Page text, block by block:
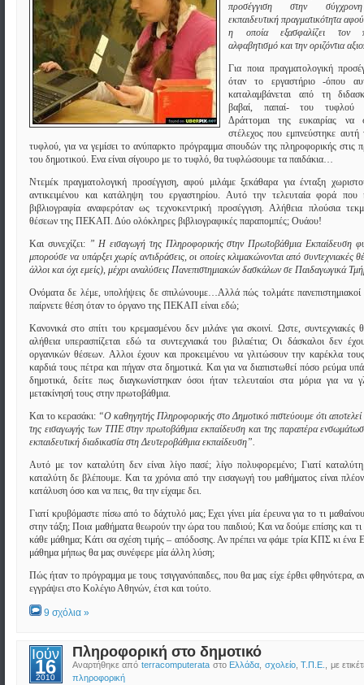
προσέγγιση στην
εκπαιδευτική πραγματικότητα
η οποία εξασφαλίζει τον
αλφαβητισμό και την οριζόντια
Για ποια πραγματολογική
όταν το εργαστήριο -όπου
καταλαμβάνεται από τη
βαβαί, παπαί- του τυφλού
Δράττομαι της ευκαιρίας να
στέλεχος που εμπνεύστηκε
τυφλού, για να γεμίσει το ανύπαρκτο πρόγραμμα σπουδών της πληροφορικής στις
του δημοτικού. Ενα είναι σίγουρο με το τυφλό, θα τυφλώσουμε τα παιδάκια…
Ντεμέκ πραγματολογική προσέγγιση, αφού μιλάμε ξεκάθαρα για ένταξη
αντικειμένου και κατάληψη του εργαστηρίου. Αυτό την τελευταία φορά που
βιβλιογραφία αναφερόταν ως τεχνοκεντρική προσέγγιση. Αλήθεια πλούσια
θέσεων της ΠΕΚΑΠ. Δύο ολόκληρες βιβλιογραφικές παραπομπές; Ουάου!
Και συνεχίζει: ” Η εισαγωγή της Πληροφορικής στην Πρωτοβάθμια Εκπαίδευση
μπορούσε να υπάρξει χωρίς αντιδράσεις, οι οποίες κλιμακώνονται από συντεχνιακές
άλλοι και όχι εμείς), μέχρι αναλύσεις Πανεπιστημιακών δασκάλων σε Παιδαγωγικά
Ονόματα δε λέμε, υπολήψεις δε σπιλώνουμε…Αλλά πώς τολμάτε
παίρνετε θέση όταν το όργανο της ΠΕΚΑΠ είναι εδώ;
Κανονικά στο σπίτι του κρεμασμένου δεν μιλάνε για σκοινί. Ωστε, συντεχνιακές
αλήθεια υπερασπίζεται εδώ τα συντεχνιακά του βιλαέτια; Οι δάσκαλοι δεν
οργανικών θέσεων. Αλλοι έχουν και προκειμένου να γλιτώσουν την καρέκλα
καρδιά τους πέτρα και πήγαν στα δημοτικά. Και για να διαπιστωθεί πόσο ρεύμα
δημοτικά, δείτε πως διαγκωνίστηκαν όσοι ήταν τελευταίοι στα μόρια για να
μετακίνησή τους στην πρωτοβάθμια.
Και το κερασάκι: “Ο καθηγητής Πληροφορικής στο Δημοτικό πιστεύουμε ότι αποτελεί
της εισαγωγής των ΤΠΕ στην πρωτοβάθμια εκπαίδευση και της παραπέρα
εκπαιδευτική διαδικασία στη Δευτεροβάθμια εκπαίδευση”.
Αυτό με τον καταλύτη δεν είναι λίγο πασέ; λίγο πολυφορεμένο; Γιατί
καταλύτη δε βλέπουμε. Και τα χρόνια από την εισαγωγή του μαθήματος είναι
κατάλυση όσο και να πεις, θα την είχαμε δει.
Γιατί κρυβόμαστε πίσω από το δάχτυλό μας; Εχει γίνει μία έρευνα για το τι
στην τάξη; Ποια μαθήματα θεωρούν την ώρα του παιδιού; Και να δούμε επίσης και τι
κάθε μάθημα; Κάτι σα σχέση τιμής – απόδοσης. Αν πρέπει να φάμε τρία ΚΠΣ κι ένα
μάθημα μήπως θα μας συνέφερε μία άλλη λύση;
Πώς ήταν το πρόγραμμα με τους τσιγγανόπαιδες, που θα μας είχε έρθει φθηνότερα,
εγγράψει στο Κολέγιο Αθηνών, έτσι και τούτο.
9 σχόλια »
Ιούν
16
2010
Πληροφορική στο δημοτικό
Αναρτήθηκε από terracomputerataστο Ελλάδα σχολείο,Τ.Π.Ε.
, με
πληροφορική